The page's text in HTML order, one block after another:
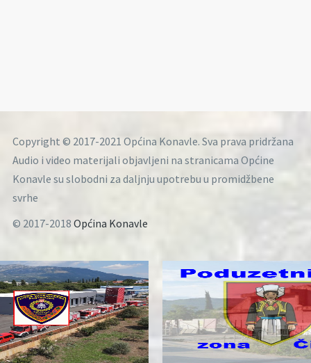
Copyright © 2017-2021 Općina Konavle. Sva prava pridržana
Audio i video materijali objavljeni na stranicama Općine
Konavle su slobodni za daljnju upotrebu u promidžbene
svrhe
© 2017-2018 Općina Konavle